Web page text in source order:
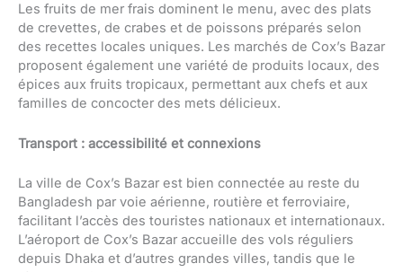
Les fruits de mer frais dominent le menu, avec des plats
de crevettes, de crabes et de poissons préparés selon
des recettes locales uniques. Les marchés de Cox’s Bazar
proposent également une variété de produits locaux, des
épices aux fruits tropicaux, permettant aux chefs et aux
familles de concocter des mets délicieux.
Transport : accessibilité et connexions
La ville de Cox’s Bazar est bien connectée au reste du
Bangladesh par voie aérienne, routière et ferroviaire,
facilitant l’accès des touristes nationaux et internationaux.
L’aéroport de Cox’s Bazar accueille des vols réguliers
depuis Dhaka et d’autres grandes villes, tandis que le